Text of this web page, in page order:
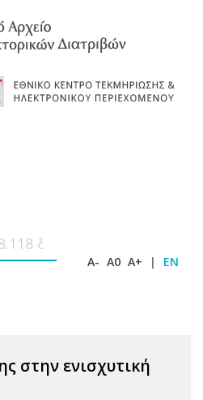
A- A0 A+ | EN
στην ενισχυτική